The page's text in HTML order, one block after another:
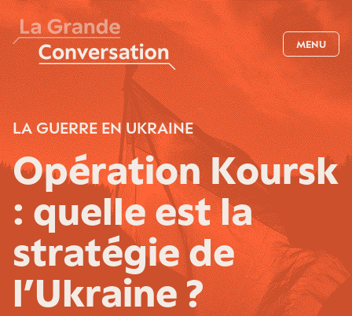
MENU
LA GUERRE EN UKRAINE
Opération Koursk
: quelle est la
stratégie de
l’Ukraine ?